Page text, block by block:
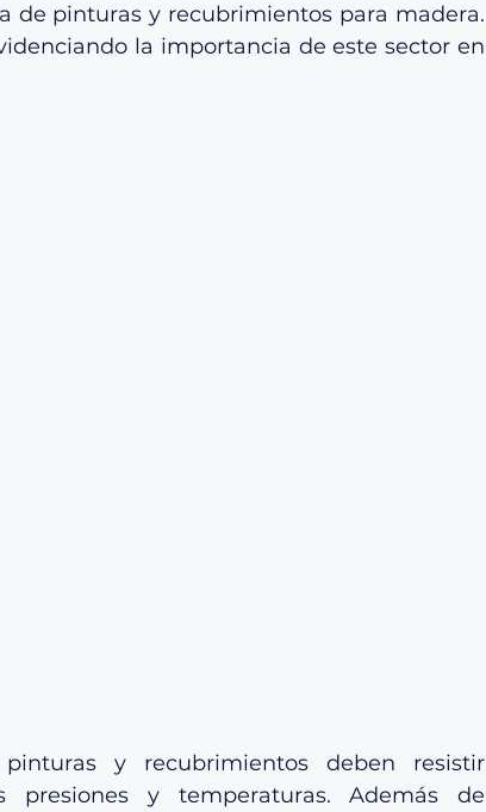
de pinturas y recubrimientos para madera.
la importancia de este sector en
y recubrimientos deben resistir
presiones y temperaturas. Además de